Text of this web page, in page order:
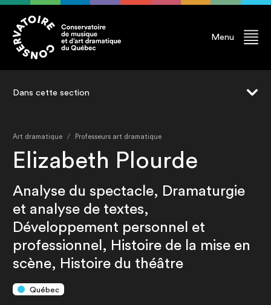
Menu
Dans cette section
Mise en scène
Écriture
Professeur.e.s
Finissant.e.s
Diplômé.e.s
Art dramatique Professeurs art dramatique
Elizabeth Plourde
Analyse du spectacle, Dramaturgie
et analyse de textes,
Développement personnel et
professionnel, Histoire de la mise en
scène, Histoire du théâtre
Québec